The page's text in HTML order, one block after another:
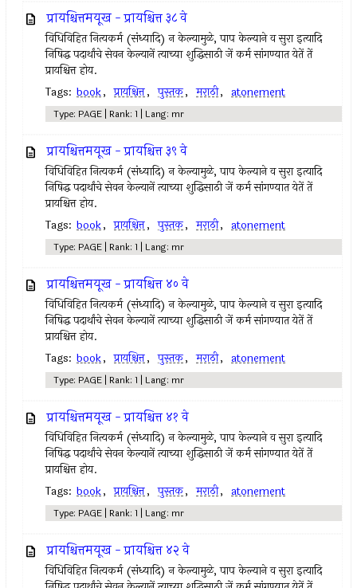
प्रायश्चित्तमयूख - प्रायश्चित्त ३८ वे
विधिविहित नित्‍यकर्म (संध्यादि) न केल्‍यामुळे, पाप केल्याने व सुरा इत्‍यादि
निषिद्ध पदार्थांचे सेवन केल्‍यानें त्‍याच्या शुद्धिसाठी जें कर्म सांगण्यात येतें तें
प्रायश्चित्त होय.
Tags: book, प्रायश्चित्त, पुस्तक, मराठी, atonement
Type: PAGE | Rank: 1 | Lang: mr
प्रायश्चित्तमयूख - प्रायश्चित्त ३९ वे
विधिविहित नित्‍यकर्म (संध्यादि) न केल्‍यामुळे, पाप केल्याने व सुरा इत्‍यादि
निषिद्ध पदार्थांचे सेवन केल्‍यानें त्‍याच्या शुद्धिसाठी जें कर्म सांगण्यात येतें तें
प्रायश्चित्त होय.
Tags: book, प्रायश्चित्त, पुस्तक, मराठी, atonement
Type: PAGE | Rank: 1 | Lang: mr
प्रायश्चित्तमयूख - प्रायश्चित्त ४० वे
विधिविहित नित्‍यकर्म (संध्यादि) न केल्‍यामुळे, पाप केल्याने व सुरा इत्‍यादि
निषिद्ध पदार्थांचे सेवन केल्‍यानें त्‍याच्या शुद्धिसाठी जें कर्म सांगण्यात येतें तें
प्रायश्चित्त होय.
Tags: book, प्रायश्चित्त, पुस्तक, मराठी, atonement
Type: PAGE | Rank: 1 | Lang: mr
प्रायश्चित्तमयूख - प्रायश्चित्त ४१ वे
विधिविहित नित्‍यकर्म (संध्यादि) न केल्‍यामुळे, पाप केल्याने व सुरा इत्‍यादि
निषिद्ध पदार्थांचे सेवन केल्‍यानें त्‍याच्या शुद्धिसाठी जें कर्म सांगण्यात येतें तें
प्रायश्चित्त होय.
Tags: book, प्रायश्चित्त, पुस्तक, मराठी, atonement
Type: PAGE | Rank: 1 | Lang: mr
प्रायश्चित्तमयूख - प्रायश्चित्त ४२ वे
विधिविहित नित्‍यकर्म (संध्यादि) न केल्‍यामुळे, पाप केल्याने व सुरा इत्‍यादि